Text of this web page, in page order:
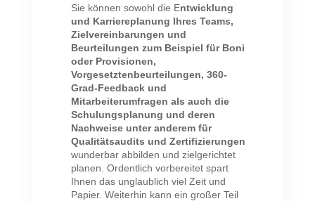
Sie können sowohl die Entwicklung
und Karriereplanung Ihres Teams,
Zielvereinbarungen und
Beurteilungen zum Beispiel für Boni
oder Provisionen,
Vorgesetztenbeurteilungen, 360-
Grad-Feedback und
Mitarbeiterumfragen als auch die
Schulungsplanung und deren
Nachweise unter anderem für
Qualitätsaudits und Zertifizierungen
wunderbar abbilden und zielgerichtet
planen. Ordentlich vorbereitet spart
Ihnen das unglaublich viel Zeit und
Papier. Weiterhin kann ein großer Teil